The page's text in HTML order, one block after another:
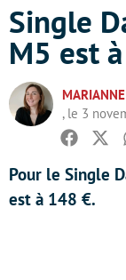
Single
M5 est
, le 3
Facebook
Pour le Single
est à 148 €.